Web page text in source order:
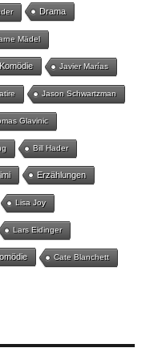
Drama
Mädel
Komödie Javier Marías
Jason Schwartzman
Glavinic
Bill Hader
Erzählungen
Lisa Joy
Lars Eidinger
Cate Blanchett